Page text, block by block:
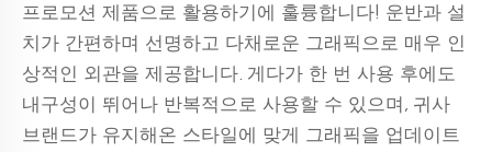
프로모션 제품으로 활용하기에 훌륭합니다! 운반과 설
치가 간편하며 선명하고 다채로운 그래픽으로 매우 인
상적인 외관을 제공합니다. 게다가 한 번 사용 후에도
내구성이 뛰어나 반복적으로 사용할 수 있으며, 귀사
브랜드가 유지해온 스타일에 맞게 그래픽을 업데이트